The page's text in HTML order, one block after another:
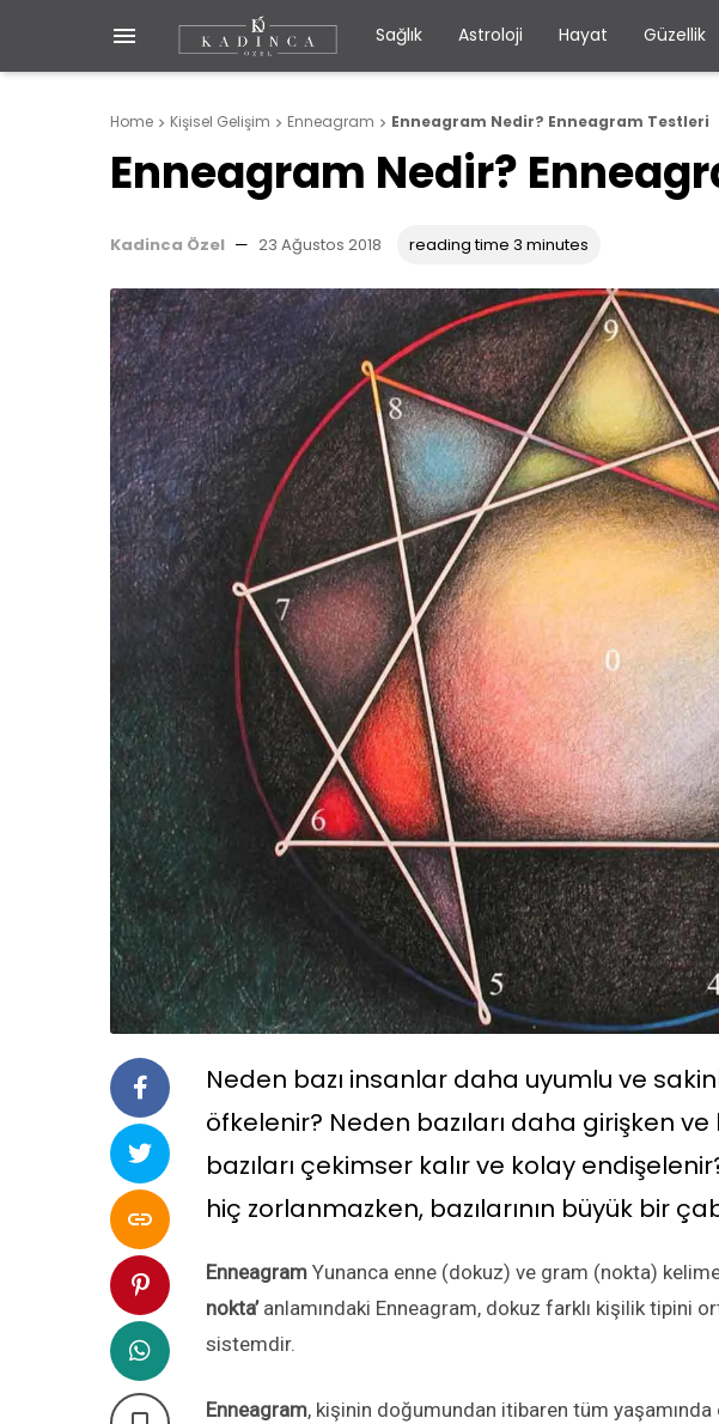
 Sağlık Astroloji Hayat Güzellik
Home  Kişisel Gelişim  Enneagram  Enneagram Nedir? Enneagram Testleri
Enneagram Nedir?
Kadinca Özel — 23 Ağustos 2018 reading time 3 minutes

Neden bazı insanlar daha uyumlu ve
öfkelenir? Neden bazıları daha girişken
bazıları çekimser kalır ve kolay
hiç zorlanmazken, bazılarının büyük bir
Enneagram Yunanca enne (dokuz) ve gram (nokta)
nokta’ anlamındaki Enneagram, dokuz farklı kişilik tipini
sistemdir.
Enneagram, kişinin doğumundan itibaren tüm